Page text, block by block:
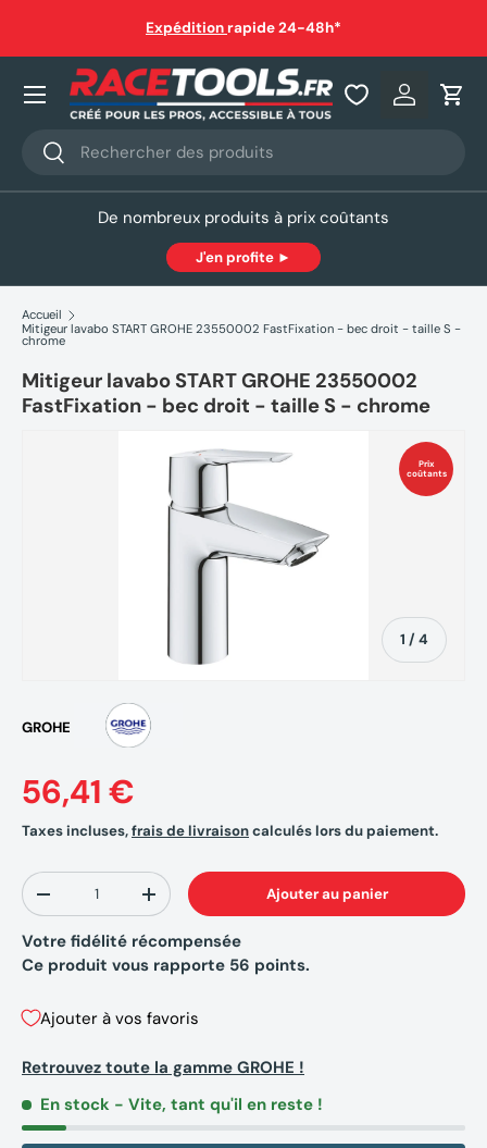
Aller au contenu
Expédition rapide 24-48h*
Recherche
Rechercher
Se
Nos produits
De nombreux produits à prix coûtants
J'en profite ►
Accueil
Mitigeur lavabo START GROHE 23550002 FastFixation - bec droit - taille S -
chrome
Mitigeur lavabo START GROHE 23550002
FastFixation - bec droit - taille S - chrome
Prix
coûtants
1 /de
4
GROHE
56,41 €
Taxes incluses,frais de livraisoncalculés lors du paiement.
Qté
-
+ Ajouter au panier
Votre fidélité récompensée
Ce produit vous rapporte 56 points.
Ajouter à vos favoris
Retrouvez toute la gamme GROHE !
En stock - Vite, tant qu'il en reste !